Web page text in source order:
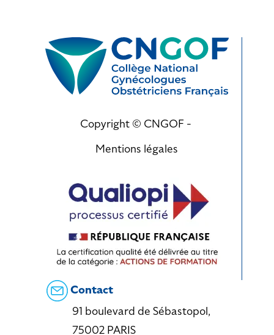
Copyright © CNGOF -
Mentions légales
Contact
91 boulevard de Sébastopol,
75002 PARIS